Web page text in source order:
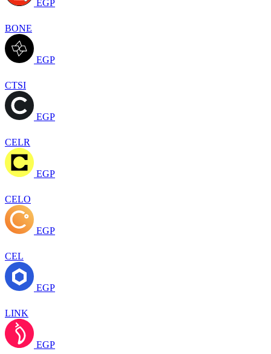
EGP
BONE
EGP
CTSI
EGP
CELR
EGP
CELO
EGP
CEL
EGP
LINK
EGP